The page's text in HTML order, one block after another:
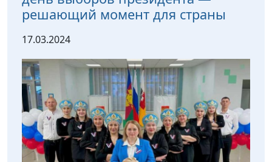
решающий момент для страны
17.03.2024